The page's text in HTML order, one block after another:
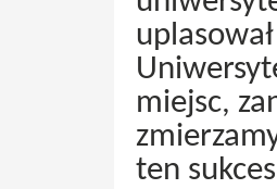
miejsc,
ten